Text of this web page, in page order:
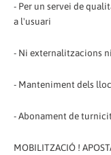
- Per un servei de
a l'usuari
- Ni externalitzacions
- Manteniment dels
- Abonament de
MOBILITZACIÓ !